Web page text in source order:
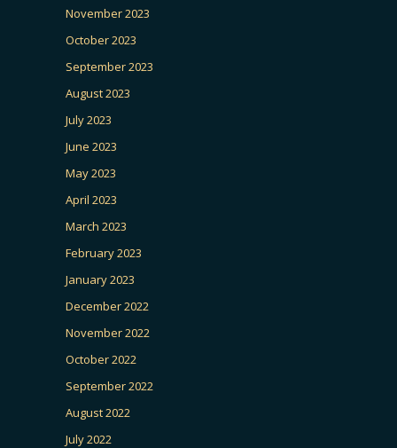
November 2023
October 2023
September 2023
August 2023
July 2023
June 2023
May 2023
April 2023
March 2023
February 2023
January 2023
December 2022
November 2022
October 2022
September 2022
August 2022
July 2022